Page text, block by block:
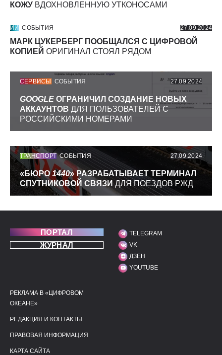
КОЖУ ВДОХНОВЛЕННУЮ УТКОНОСАМИ
ИИ СОБЫТИЯ 27.09.2024
МАРК ЦУКЕРБЕРГ ПООБЩАЛСЯ С ЦИФРОВОЙ
КОПИЕЙ ОРИГИНАЛ СТОЯЛ РЯДОМ
СЕРВИСЫ СОБЫТИЯ 27.09.2024
GOOGLE ОГРАНИЧИЛ СОЗДАНИЕ НОВЫХ
АККАУНТОВ ДЛЯ ПОЛЬЗОВАТЕЛЕЙ С
РОССИЙСКИМИ НОМЕРАМИ
ТРАНСПОРТ СОБЫТИЯ 27.09.2024
«БЮРО1440» РАЗРАБАТЫВАЕТ ТЕРМИНАЛ
СПУТНИКОВОЙ СВЯЗИ ДЛЯ ПОЕЗДОВ РЖД
ПОРТАЛ
ЖУРНАЛ
МЫ В СОЦИАЛЬНЫХ
TELEGRAM
VK
ДЗЕН
YOUTUBE
ПОЛЕЗНЫЕ ССЫЛКИ
РЕКЛАМА В «ЦИФРОВОМ
ОКЕАНЕ»
РЕДАКЦИЯ И КОНТАКТЫ
ПРАВОВАЯ ИНФОРМАЦИЯ
КАРТА САЙТА